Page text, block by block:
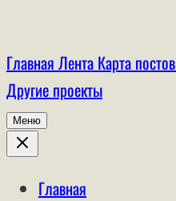
Главная Лента Карта постов
Другие проекты
Меню
Главная